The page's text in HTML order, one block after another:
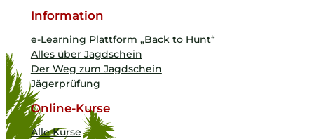
Information
e-Learning Plattform „Back to Hunt“
Alles über Jagdschein
Der Weg zum Jagdschein
Jägerprüfung
Online-Kurse
Alle Kurse